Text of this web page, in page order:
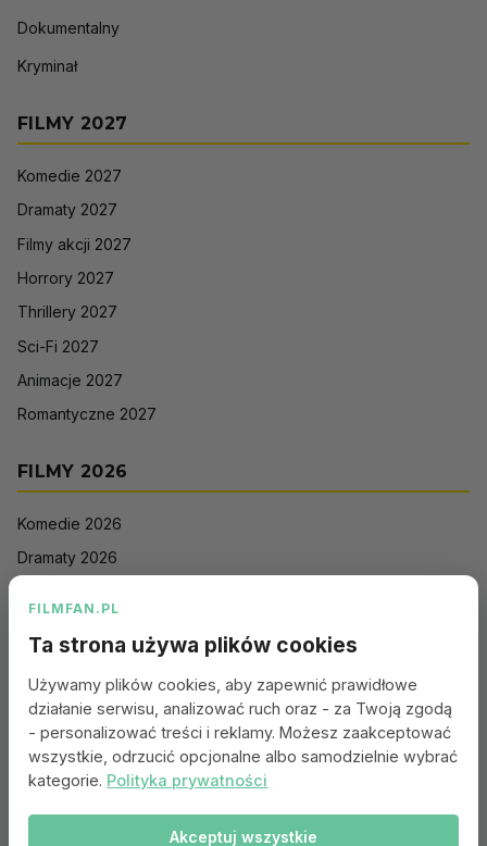
Dokumentalny
Kryminał
FILMY 2027
Komedie 2027
Dramaty 2027
Filmy akcji 2027
Horrory 2027
Thrillery 2027
Sci-Fi 2027
Animacje 2027
Romantyczne 2027
FILMY 2026
Komedie 2026
Dramaty 2026
Sci-Fi 2026
Animacje 2026
Romantyczne 2026
FILMFAN.PL
Ta strona używa plików cookies
Używamy plików cookies, aby zapewnić prawidłowe
działanie serwisu, analizować ruch oraz - za Twoją zgodą
- personalizować treści i reklamy. Możesz zaakceptować
wszystkie, odrzucić opcjonalne albo samodzielnie wybrać
kategorie. Polityka prywatności
Akceptuj wszystkie